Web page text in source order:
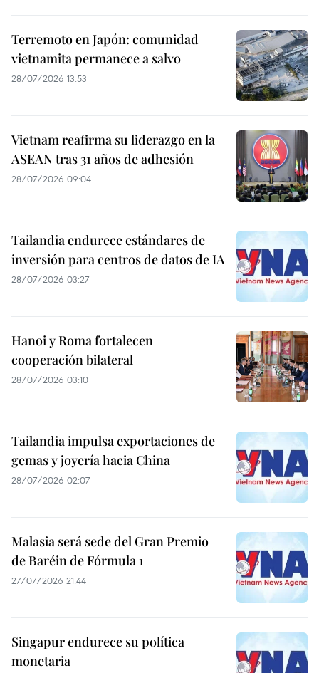
Terremoto en Japón: comunidad
vietnamita permanece a salvo
28/07/2026 13:53
Vietnam reafirma su liderazgo en la
ASEAN tras 31 años de adhesión
28/07/2026 09:04
Tailandia endurece estándares de
inversión para centros de datos de IA
28/07/2026 03:27
Hanoi y Roma fortalecen
cooperación bilateral
28/07/2026 03:10
Tailandia impulsa exportaciones de
gemas y joyería hacia China
28/07/2026 02:07
Malasia será sede del Gran Premio
de Baréin de Fórmula 1
27/07/2026 21:44
Singapur endurece su política
monetaria